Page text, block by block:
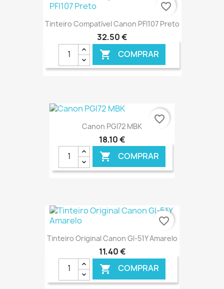
Tinteiro Compatível Canon PFI107 Preto
32,50 €
 COMPRAR
favorite_border
Canon PGI72 MBK
18,10 €
 COMPRAR
€ ONLINE
favorite_border
Tinteiro Original Canon GI-51Y Amarelo
11,40 €
 COMPRAR
favorite_border